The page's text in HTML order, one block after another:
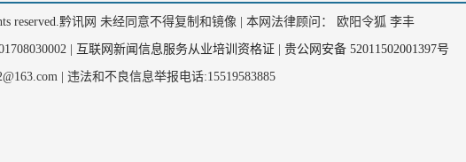
reserved.黔讯网 未经同意不得复制和镜像 | 本网法律顾问： 欧阳令狐 李丰
| 互联网新闻信息服务从业培训资格证 贵公网安备 52011502001397号
| 违法和不良信息举报电话:15519583885